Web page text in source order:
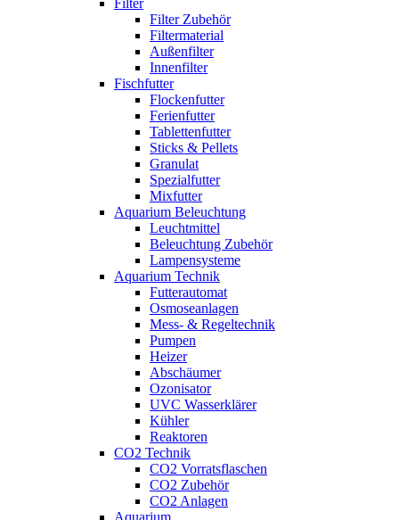
Filter
Filter Zubehör
Filtermaterial
Außenfilter
Innenfilter
Fischfutter
Flockenfutter
Ferienfutter
Tablettenfutter
Sticks & Pellets
Granulat
Spezialfutter
Mixfutter
Aquarium Beleuchtung
Leuchtmittel
Beleuchtung Zubehör
Lampensysteme
Aquarium Technik
Futterautomat
Osmoseanlagen
Mess- & Regeltechnik
Pumpen
Heizer
Abschäumer
Ozonisator
UVC Wasserklärer
Kühler
Reaktoren
CO2 Technik
CO2 Vorratsflaschen
CO2 Zubehör
CO2 Anlagen
Aquarium